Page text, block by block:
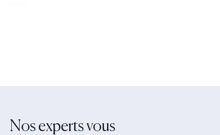
Nos experts vous